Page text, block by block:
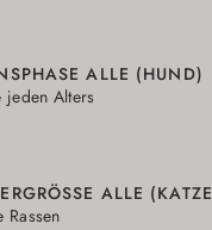
ALLE (HUND)
jeden Alters
ALLE (KATZE)
Rassen